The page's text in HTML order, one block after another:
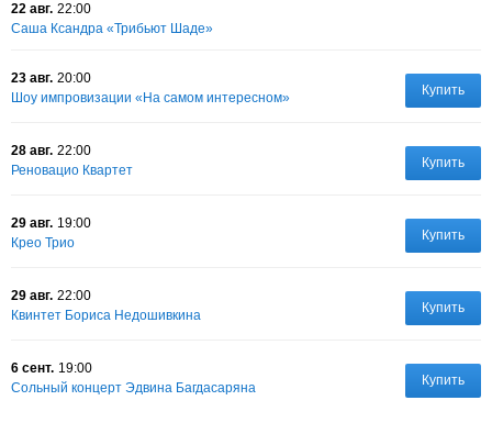
22 авг. 22:00
Саша Ксандра «Трибьют Шаде»
23 авг. 20:00
Шоу импровизации «На самом интересном»
Купить
28 авг. 22:00
Реновацио Квартет
Купить
29 авг. 19:00
Крео Трио
Купить
29 авг. 22:00
Квинтет Бориса Недошивкина
Купить
6 сент. 19:00
Сольный концерт Эдвина Багдасаряна
Купить